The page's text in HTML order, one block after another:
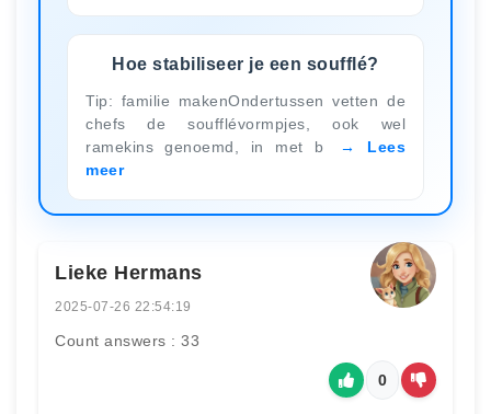
Hoe stabiliseer je een soufflé?
Tip: familie makenOndertussen vetten de
chefs de soufflévormpjes, ook wel
ramekins genoemd, in met b
Lees
meer
Lieke Hermans
2025-07-26 22:54:19
Count answers : 33
0